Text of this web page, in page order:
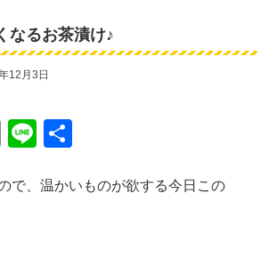
なるお茶漬け♪
12月3日
E
ail
Li
e
で、温かいものが欲する今日この